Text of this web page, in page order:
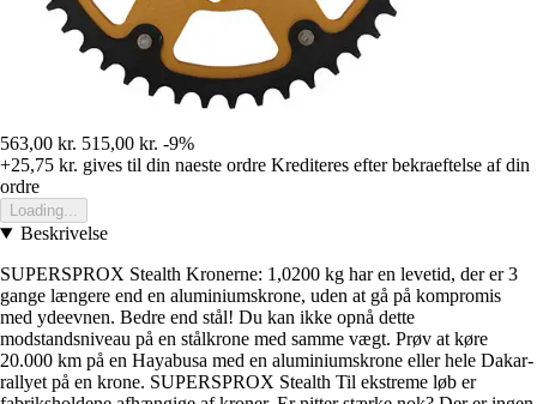
563,00 kr. 515,00 kr. -9%
+25,75 kr. gives til din naeste ordre Krediteres efter bekraeftelse af din
ordre
Loading...
Beskrivelse
SUPERSPROX Stealth Kronerne: 1,0200 kg har en levetid, der er 3
gange længere end en aluminiumskrone, uden at gå på kompromis
med ydeevnen. Bedre end stål! Du kan ikke opnå dette
modstandsniveau på en stålkrone med samme vægt. Prøv at køre
20.000 km på en Hayabusa med en aluminiumskrone eller hele Dakar-
rallyet på en krone. SUPERSPROX Stealth Til ekstreme løb er